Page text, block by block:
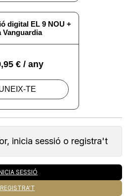
inicia sessió o registra't
SESSIÓ
REGISTRA'T